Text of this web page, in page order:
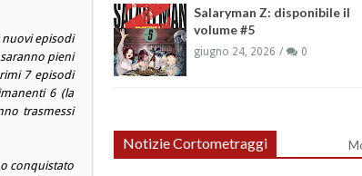
episodi
pieni
7 episodi
6 (la
trasmessi
conquistato
Salaryman Z: disponibile il
volume #5
giugno 24, 2026 0
Notizie Cortometraggi